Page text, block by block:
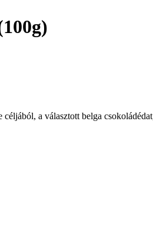
céljából, a választott belga